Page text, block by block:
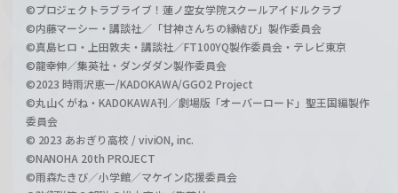
©プロジェクトラブライブ！蓮ノ空女学院スクールアイドルクラブ
©内藤マーシー・講談社／「甘神さんちの縁結び」製作委員会
©真島ヒロ・上田敦夫・講談社／FT100YQ製作委員会・テレビ東京
©龍幸伸／集英社・ダンダダン製作委員会
©2023 時雨沢恵一/KADOKAWA/GGO2 Project
©丸山くがね・KADOKAWA刊／劇場版「オーバーロード」聖王国編製作
委員会
© 2023 あおぎり高校 / viviON, inc.
©NANOHA 20th PROJECT
©雨森たきび／小学館／マケイン応援委員会